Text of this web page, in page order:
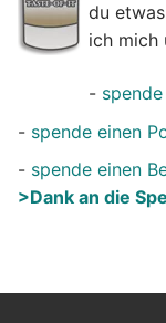
du
ich mich
-
- spende einen
- spende einen
>Dank an die